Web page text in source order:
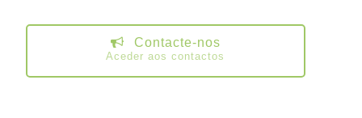
Contacte-nos
Aceder aos contactos